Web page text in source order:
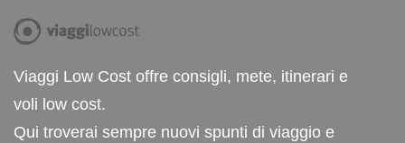
Viaggi Low Cost offre consigli, mete, itinerari e
voli low cost.
Qui troverai sempre nuovi spunti di viaggio e